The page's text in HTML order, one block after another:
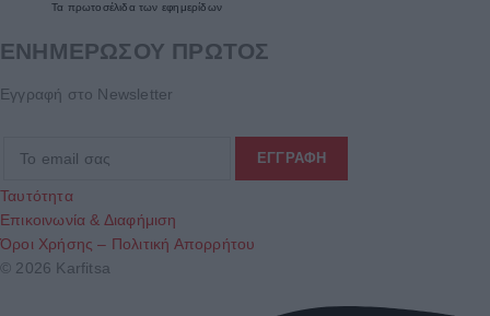
Τα πρωτοσέλιδατων εφημερίδων
ΕΝΗΜΕΡΩΣΟΥ ΠΡΩΤΟΣ
Εγγραφή στο Newsletter
Ταυτότητα
Επικοινωνία & Διαφήμιση
Όροι Χρήσης – Πολιτική Απορρήτου
© 2026 Karfitsa